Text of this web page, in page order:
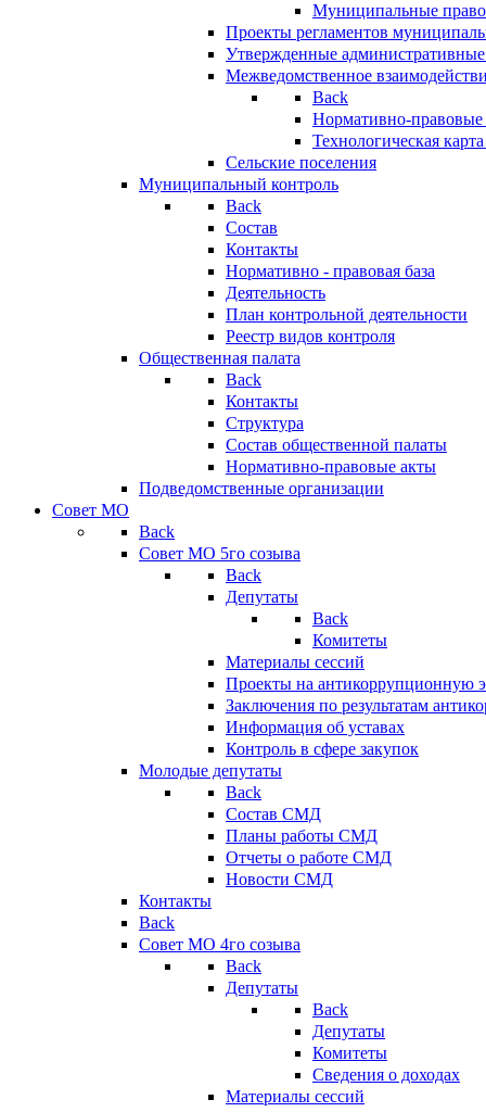
Муниципальные
Проекты регламентов
Утвержденные
Межведомственное
Back
Нормативно-правовые
Технологическая
Сельские поселения
Муниципальный контроль
Back
Состав
Контакты
Нормативно - правовая база
Деятельность
План контрольной деятельности
Реестр видов контроля
Общественная палата
Back
Контакты
Структура
Состав общественной палаты
Нормативно-правовые акты
Подведомственные организации
Совет МО
Back
Совет МО 5го созыва
Back
Депутаты
Back
Комитеты
Материалы сессий
Проекты на антикоррупционную
Заключения по результатам
Информация об уставах
Контроль в сфере закупок
Молодые депутаты
Back
Состав СМД
Планы работы СМД
Отчеты о работе СМД
Новости СМД
Контакты
Back
Совет МО 4го созыва
Back
Депутаты
Back
Депутаты
Комитеты
Сведения о доходах
Материалы сессий